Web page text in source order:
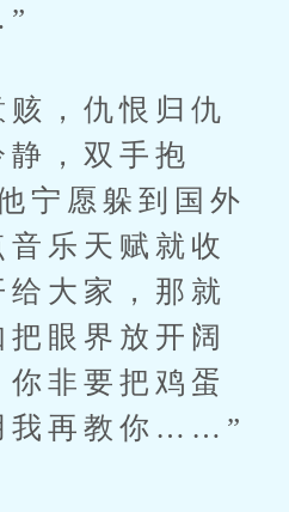
，仇恨归仇
，双手抱
宁愿躲到国外
乐天赋就收
大家，那就
眼界放开阔
非要把鸡蛋
我再教你……”